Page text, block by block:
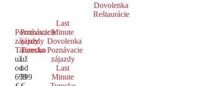
Dovolenka
Reštaurácie
Poznávacie
zájazdy
Taliansko
už
od
699
Poznávacie
zájazdy
Turecko
už
od
599
Last
Minute
Dovolenka
Poznávacie
zájazdy
Last
Minute